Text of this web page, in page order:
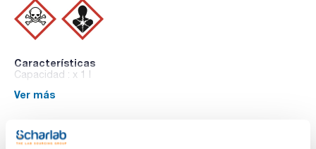
Características
Capacidad : x 1 l
Ver más